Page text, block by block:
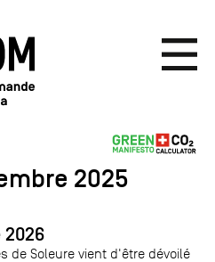
2025
de Soleure vient d'être dévoilé